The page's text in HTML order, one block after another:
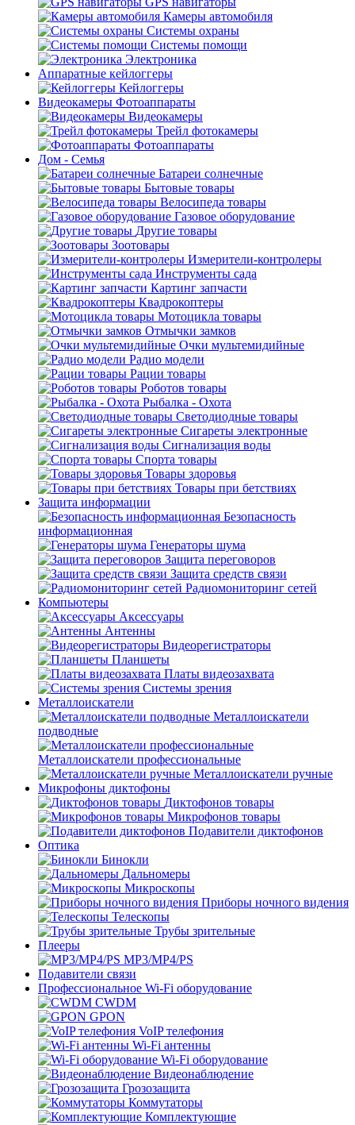
Камеры автомобиля
Системы охраны
Системы помощи
Электроника
Аппаратные кейлоггеры
Кейлоггеры
Видеокамеры Фотоаппараты
Видеокамеры
Трейл фотокамеры
Фотоаппараты
Дом - Семья
Батареи солнечные
Бытовые товары
Велосипеда товары
Газовое оборудование
Другие товары
Зоотовары
Измерители-контролеры
Инструменты сада
Картинг запчасти
Квадрокоптеры
Мотоцикла товары
Отмычки замков
Очки мультемидийные
Радио модели
Рации товары
Роботов товары
Рыбалка - Охота
Светодиодные товары
Сигареты электронные
Сигнализация воды
Спорта товары
Товары здоровья
Товары при бетствиях
Защита информации
Безопасность
информационная
Генераторы шума
Защита переговоров
Защита средств связи
Радиомониторинг сетей
Компьютеры
Аксессуары
Антенны
Видеорегистраторы
Планшеты
Платы видеозахвата
Системы зрения
Металлоискатели
Металлоискатели
подводные
Металлоискатели профессиональные
Металлоискатели ручные
Микрофоны диктофоны
Диктофонов товары
Микрофонов товары
Подавители диктофонов
Оптика
Бинокли
Дальномеры
Микроскопы
Приборы ночного видения
Телескопы
Трубы зрительные
Плееры
MP3/MP4/PS
Подавители связи
Профессиональное Wi-Fi оборудование
CWDM
GPON
VoIP телефония
Wi-Fi антенны
Wi-Fi оборудование
Видеонаблюдение
Грозозащита
Коммутаторы
Комплектующие